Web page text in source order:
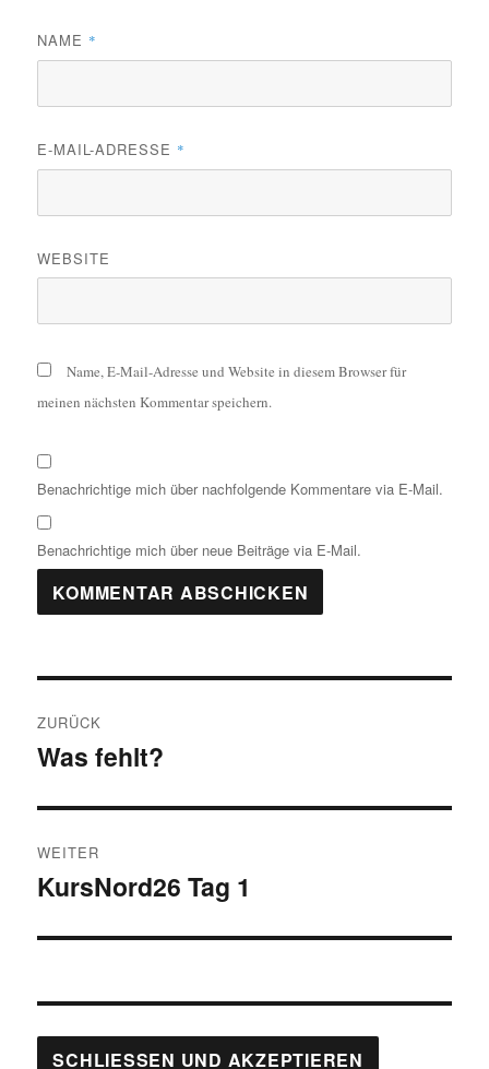
NAME *
E-MAIL-ADRESSE *
WEBSITE
Name, E-Mail-Adresse und Website in diesem Browser für
meinen nächsten Kommentar speichern.
Benachrichtige mich über nachfolgende Kommentare via E-Mail.
Benachrichtige mich über neue Beiträge via E-Mail.
ZURÜCK
Vorheriger
Was fehlt?
WEITER
Nächster
KursNord26 Tag 1